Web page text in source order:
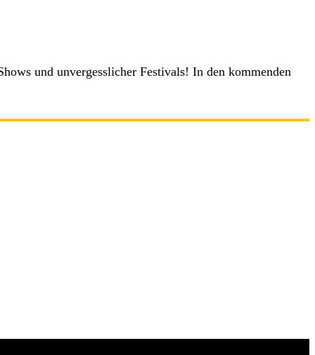
und unvergesslicher Festivals! In den kommenden